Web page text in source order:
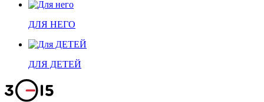
ДЛЯ НЕГО
ДЛЯ ДЕТЕЙ